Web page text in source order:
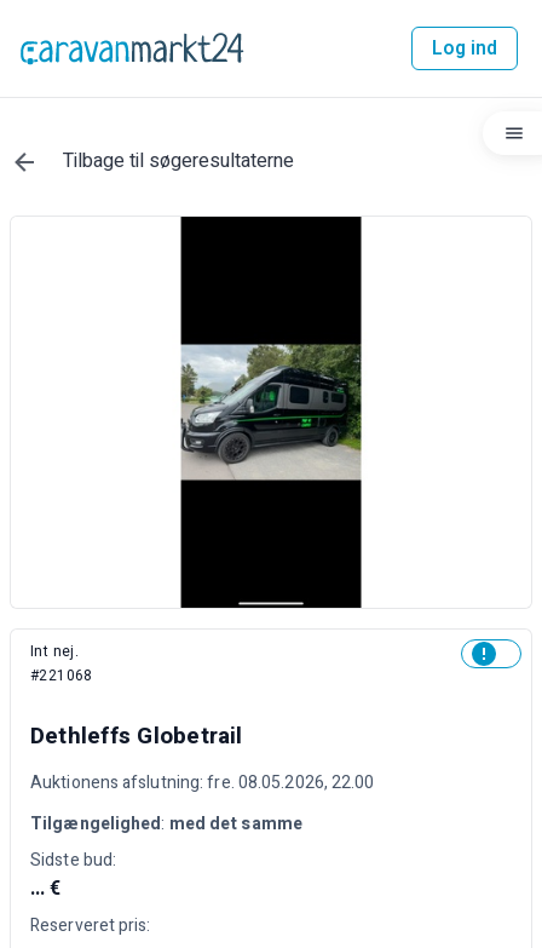
Log ind
Tilbage til søgeresultaterne
Int nej.
#221068
Dethleffs Globetrail
Auktionens afslutning: fre. 08.05.2026, 22.00
Tilgængelighed: med det samme
Sidste bud:
... €
Reserveret pris: